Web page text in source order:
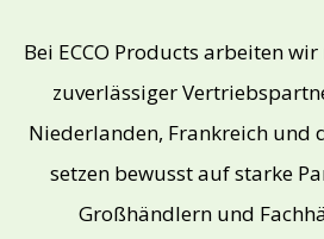
Bei ECCO Products arbeiten
zuverlässiger
Niederlanden, Frankreich und
setzen bewusst auf starke
Großhändlern und